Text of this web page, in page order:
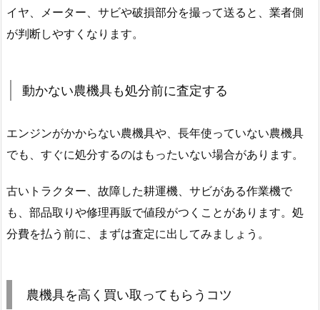
イヤ、メーター、サビや破損部分を撮って送ると、業者側
が判断しやすくなります。
動かない農機具も処分前に査定する
エンジンがかからない農機具や、長年使っていない農機具
でも、すぐに処分するのはもったいない場合があります。
古いトラクター、故障した耕運機、サビがある作業機で
も、部品取りや修理再販で値段がつくことがあります。処
分費を払う前に、まずは査定に出してみましょう。
農機具を高く買い取ってもらうコツ